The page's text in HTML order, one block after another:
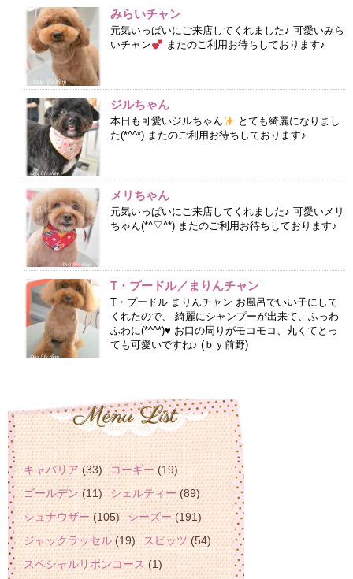
みらいチャン
元気いっぱいにご来店してくれました♪ 可愛いみら
いチャン
またのご利用お待ちしております♪
ジルちゃん
本日も可愛いジルちゃん
とても綺麗になりまし
た(*^^*) またのご利用お待ちしております♪
メリちゃん
元気いっぱいにご来店してくれました♪ 可愛いメリ
ちゃん(*^▽^*) またのご利用お待ちしております♪
T・プードル／まりんチャン
T・プードル まりんチャン お風呂でいい子にして
くれたので、 綺麗にシャンプーが出来て、ふっわ
ふわに(*^^*)♥ お口の周りがモコモコ、丸くてとっ
ても可愛いですね♪ (ｂｙ前野)
キャバリア(33) コーギー(19)
ゴールデン(11) シェルティー(89)
シュナウザー(105) シーズー(191)
ジャックラッセル(19) スピッツ(54)
スペシャルリボンコース(1)